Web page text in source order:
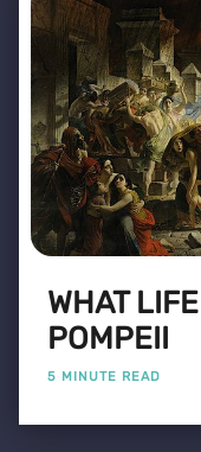
WHAT
POMPEII
5 MINUTE READ